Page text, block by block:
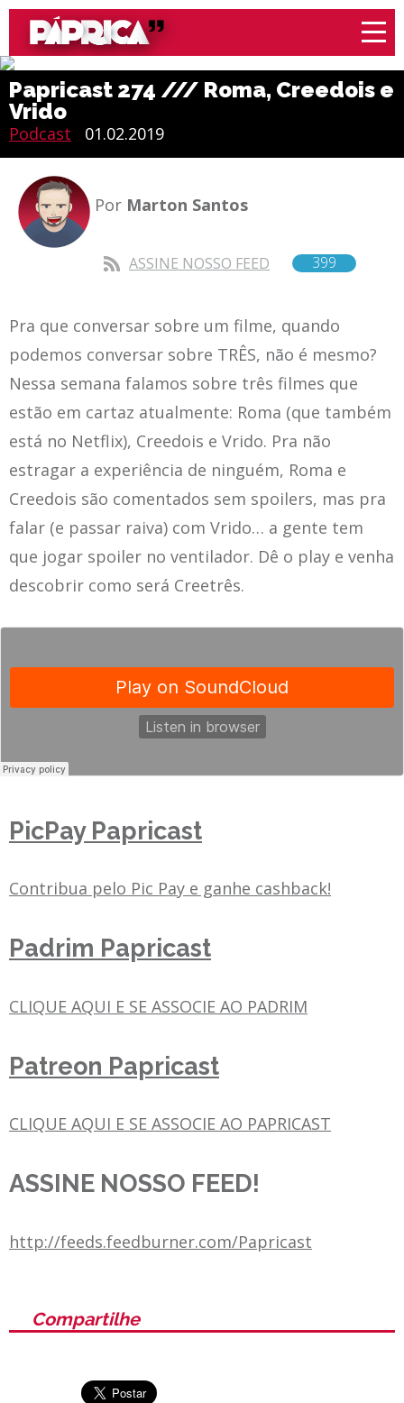
Papricast 274 /// Roma, Creedois e
Vrido
Podcast 01.02.2019
Por Marton Santos
ASSINE NOSSO FEED 399
Pra que conversar sobre um filme, quando
podemos conversar sobre TRÊS, não é mesmo?
Nessa semana falamos sobre três filmes que
estão em cartaz atualmente: Roma (que também
está no Netflix), Creedois e Vrido. Pra não
estragar a experiência de ninguém, Roma e
Creedois são comentados sem spoilers, mas pra
falar (e passar raiva) com Vrido… a gente tem
que jogar spoiler no ventilador. Dê o play e venha
descobrir como será Creetrês.
PicPay Papricast
Contribua pelo Pic Pay e ganhe cashback!
Padrim Papricast
CLIQUE AQUI E SE ASSOCIE AO PADRIM
Patreon Papricast
CLIQUE AQUI E SE ASSOCIE AO PAPRICAST
ASSINE NOSSO FEED!
http://feeds.feedburner.com/Papricast
Compartilhe